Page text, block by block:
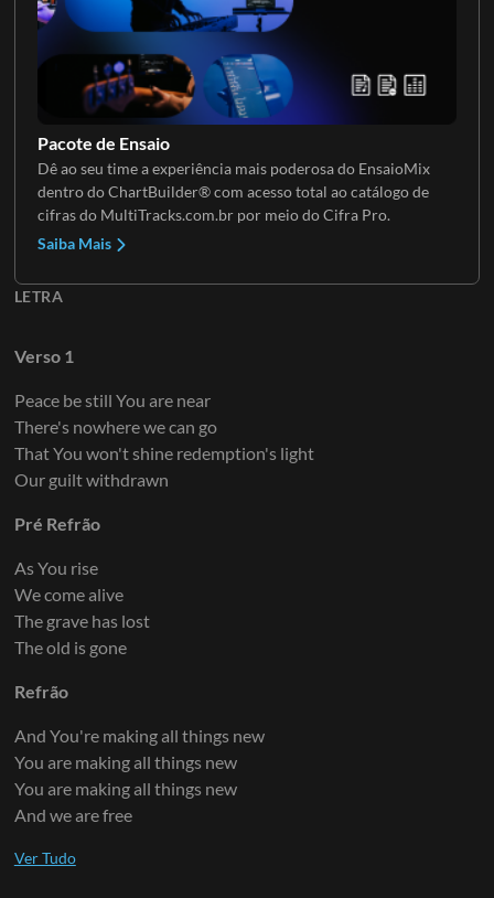
Guitarra 6
Pacote de Ensaio
Dê ao seu time a experiência mais poderosa do EnsaioMix
dentro do ChartBuilder® com acesso total ao catálogo de
cifras do MultiTracks.com.br por meio do Cifra Pro.
Saiba Mais
LETRA
Verso 1
Peace be still You are near
There's nowhere we can go
That You won't shine redemption's light
Our guilt withdrawn
Pré Refrão
As You rise
We come alive
The grave has lost
The old is gone
Refrão
And You're making all things new
You are making all things new
You are making all things new
And we are free